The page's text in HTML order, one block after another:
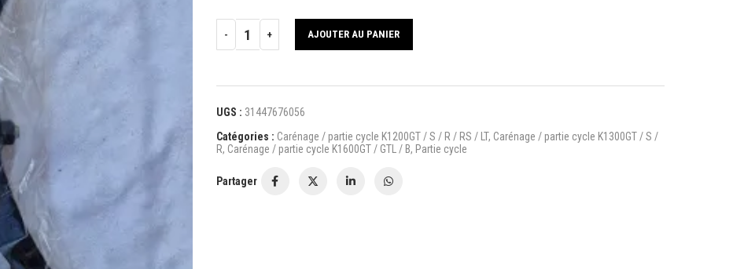
AJOUTER AU PANIER
UGS : 31447676056
Catégories : Carénage / partie cycle K1200GT / S / R / RS / LT, Carénage / partie cycle K1300GT / S /
R, Carénage / partie cycle K1600GT / GTL / B, Partie cycle
Partager